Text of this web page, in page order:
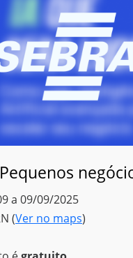
a 09/09/2025
(Ver no maps)